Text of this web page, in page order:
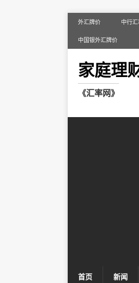
外汇牌价 中行
中国银外汇牌价
家庭理
《汇率网》
首页 新闻